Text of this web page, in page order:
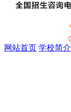
网站首页 学校简介